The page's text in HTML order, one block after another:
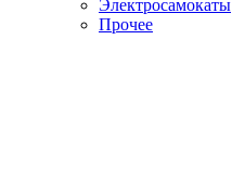
Электросамокаты
Прочее